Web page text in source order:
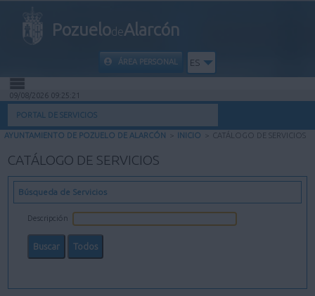
PozuelodeAlarcón
ÁREA PERSONAL ES
INICIO
MI CARPETA
INFORMACIÓN MUNICIPAL
09/08/2026 09:25:22
PORTAL DE SERVICIOS
AYUNTAMIENTO DE POZUELO DE ALARCÓN > INICIO > CATÁLOGO DE SERVICIOS
CATÁLOGO DE SERVICIOS
Búsqueda de Servicios
Descripción